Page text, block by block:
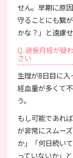
せん。早期に原
守ることにも繋
かな？」と遠慮
Q. 過長月経が疑
さい
生理が8日目に入
経血量が多くて
う。
もし可能であれ
が非常にスムー
か」「何日続い
っていないか」